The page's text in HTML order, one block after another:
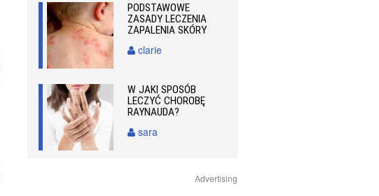
PODSTAWOWE
ZASADY LECZENIA
ZAPALENIA SKÓRY
clarie
W JAKI SPOSÓB
LECZYĆ CHOROBĘ
RAYNAUDA?
sara
Advertising